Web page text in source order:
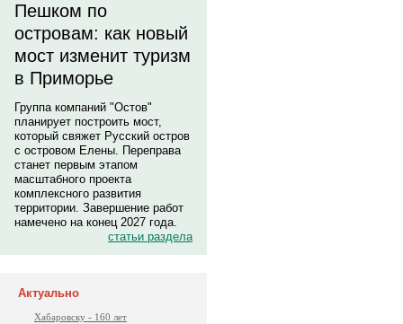
Пешком по
островам: как новый
мост изменит туризм
в Приморье
Группа компаний "Остов"
планирует построить мост,
который свяжет Русский остров
с островом Елены. Переправа
станет первым этапом
масштабного проекта
комплексного развития
территории. Завершение работ
намечено на конец 2027 года.
статьи раздела
Актуально
Хабаровску - 160 лет